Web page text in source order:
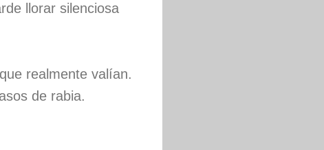
llorar silenciosa
realmente valían.
de rabia.